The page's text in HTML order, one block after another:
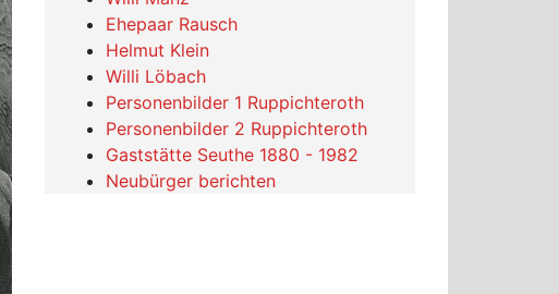
Ehepaar Rausch
Helmut Klein
Willi Löbach
Personenbilder 1 Ruppichteroth
Personenbilder 2 Ruppichteroth
Gaststätte Seuthe 1880 - 1982
Neubürger berichten